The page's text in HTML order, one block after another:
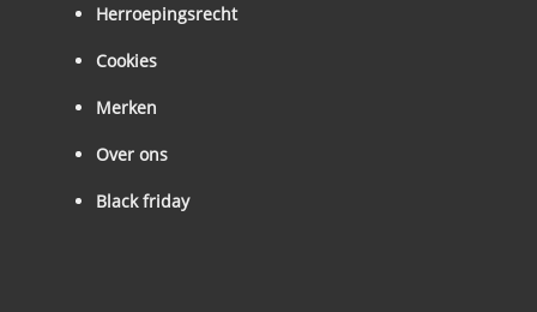
Herroepingsrecht
Cookies
Merken
Over ons
Black friday